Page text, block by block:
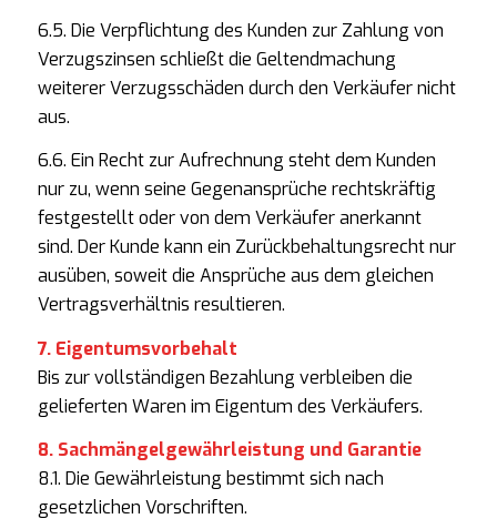
6.5. Die Verpflichtung des Kunden zur Zahlung von
Verzugszinsen schließt die Geltendmachung
weiterer Verzugsschäden durch den Verkäufer nicht
aus.
6.6. Ein Recht zur Aufrechnung steht dem Kunden
nur zu, wenn seine Gegenansprüche rechtskräftig
festgestellt oder von dem Verkäufer anerkannt
sind. Der Kunde kann ein Zurückbehaltungsrecht nur
ausüben, soweit die Ansprüche aus dem gleichen
Vertragsverhältnis resultieren.
7. Eigentumsvorbehalt
Bis zur vollständigen Bezahlung verbleiben die
gelieferten Waren im Eigentum des Verkäufers.
8. Sachmängelgewährleistung und Garantie
8.1. Die Gewährleistung bestimmt sich nach
gesetzlichen Vorschriften.